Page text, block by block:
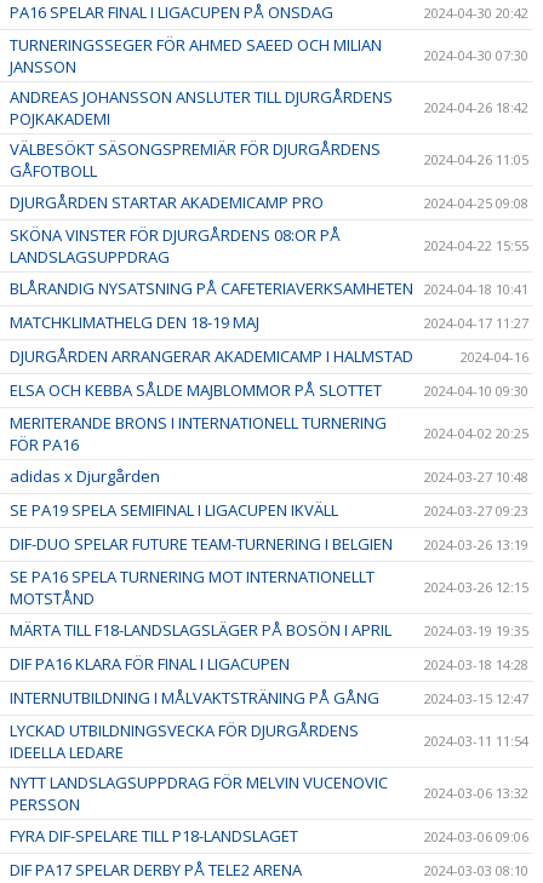
PA16 SPELAR FINAL I LIGACUPEN PÅ ONSDAG 2024-04-30 20:42
TURNERINGSSEGER FÖR AHMED SAEED OCH MILIAN
JANSSON
2024-04-30 07:30
ANDREAS JOHANSSON ANSLUTER TILL DJURGÅRDENS
POJKAKADEMI
2024-04-26 18:42
VÄLBESÖKT SÄSONGSPREMIÄR FÖR DJURGÅRDENS
GÅFOTBOLL
2024-04-26 11:05
DJURGÅRDEN STARTAR AKADEMICAMP PRO 2024-04-25 09:08
SKÖNA VINSTER FÖR DJURGÅRDENS 08:OR PÅ
LANDSLAGSUPPDRAG
2024-04-22 15:55
BLÅRANDIG NYSATSNING PÅ CAFETERIAVERKSAMHETEN 2024-04-18 10:41
MATCHKLIMATHELG DEN 18-19 MAJ 2024-04-17 11:27
DJURGÅRDEN ARRANGERAR AKADEMICAMP I HALMSTAD 2024-04-16
ELSA OCH KEBBA SÅLDE MAJBLOMMOR PÅ SLOTTET 2024-04-10 09:30
MERITERANDE BRONS I INTERNATIONELL TURNERING
FÖR PA16
2024-04-02 20:25
adidas x Djurgården 2024-03-27 10:48
SE PA19 SPELA SEMIFINAL I LIGACUPEN IKVÄLL 2024-03-27 09:23
DIF-DUO SPELAR FUTURE TEAM-TURNERING I BELGIEN 2024-03-26 13:19
SE PA16 SPELA TURNERING MOT INTERNATIONELLT
MOTSTÅND
2024-03-26 12:15
MÄRTA TILL F18-LANDSLAGSLÄGER PÅ BOSÖN I APRIL 2024-03-19 19:35
DIF PA16 KLARA FÖR FINAL I LIGACUPEN 2024-03-18 14:28
INTERNUTBILDNING I MÅLVAKTSTRÄNING PÅ GÅNG 2024-03-15 12:47
LYCKAD UTBILDNINGSVECKA FÖR DJURGÅRDENS
IDEELLA LEDARE
2024-03-11 11:54
NYTT LANDSLAGSUPPDRAG FÖR MELVIN VUCENOVIC
PERSSON
2024-03-06 13:32
FYRA DIF-SPELARE TILL P18-LANDSLAGET 2024-03-06 09:06
DIF PA17 SPELAR DERBY PÅ TELE2 ARENA 2024-03-03 08:10